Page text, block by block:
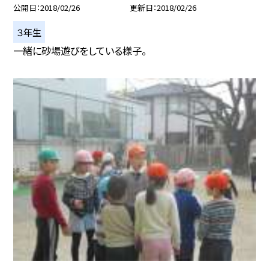
公開日 2018/02/26 更新日 2018/02/26
３年生
一緒に砂場遊びをしている様子。